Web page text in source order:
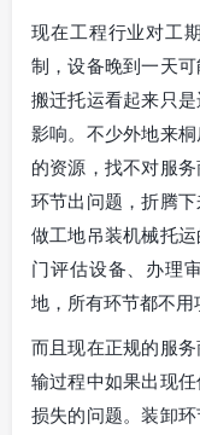
现在工程行业对工
制，设备晚到一天
搬迁托运看起来只
影响。不少外地来
的资源，找不对服
环节出问题，折腾
做工地吊装机械托
门评估设备、办理
地，所有环节都不用
而且现在正规的服
输过程中如果出现
损失的问题。装卸